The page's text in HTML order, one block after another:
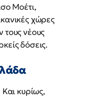
Μοέτι,
χώρες
τους νέους
δόσεις.
κυρίως,